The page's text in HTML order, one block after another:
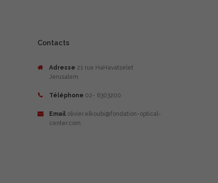
Contacts
Adresse 21 rue HaHavatselet
Jerusalem
Téléphone 02- 6303200
Emailolivier.elkoubi@fondation-optical-
center.com